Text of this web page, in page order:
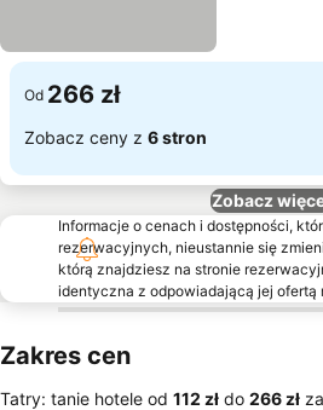
Od 266 zł
Zobacz ceny z 6 stron
Zobacz
Informacje o cenach i dostępności,
rezerwacyjnych, nieustannie się
którą znajdziesz na stronie
identyczna z odpowiadającą jej ofertą
Zakres cen
Tatry: tanie hotele od ‎112 zł do ‎266 zł